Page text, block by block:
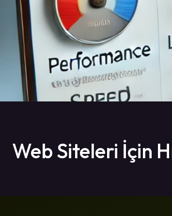
Web Siteleri İçin